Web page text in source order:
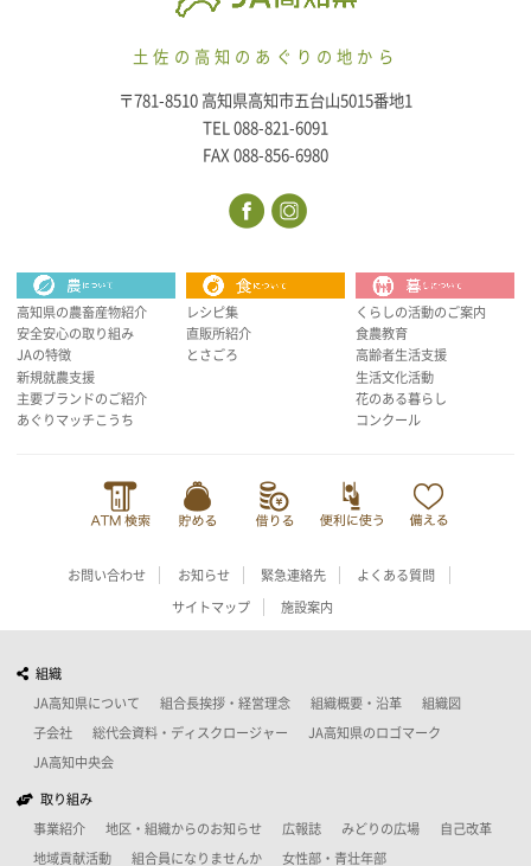
土佐の高知のあぐりの地から
〒781-8510 高知県高知市五台山5015番地1
TEL 088-821-6091
FAX 088-856-6980
高知県の農畜産物紹介
安全安心の取り組み
JAの特徴
新規就農支援
主要ブランドのご紹介
あぐりマッチこうち
レシピ集
直販所紹介
とさごろ
くらしの活動のご案内
食農教育
高齢者生活支援
生活文化活動
花のある暮らし
コンクール
お問い合わせ お知らせ 緊急連絡先 よくある質問
サイトマップ 施設案内
組織
JA高知県について 組合長挨拶・経営理念 組織概要・沿革 組織図
子会社 総代会資料・ディスクロージャー JA高知県のロゴマーク
JA高知中央会
取り組み
事業紹介 地区・組織からのお知らせ 広報誌 みどりの広場 自己改革
地域貢献活動 組合員になりませんか 女性部・青壮年部